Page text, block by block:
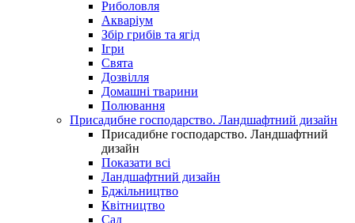
Риболовля
Акваріум
Збір грибів та ягід
Ігри
Свята
Дозвілля
Домашні тварини
Полювання
Присадибне господарство. Ландшафтний дизайн
Присадибне господарство. Ландшафтний
дизайн
Показати всі
Ландшафтний дизайн
Бджільництво
Квітництво
Сад